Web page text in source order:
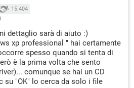
15.404
dettaglio sarà di aiuto :)
xp professional " hai certamente
spesso quando si tenta di
è la prima volta che sento
comunque se hai un CD
"OK" lo cerca da solo i file